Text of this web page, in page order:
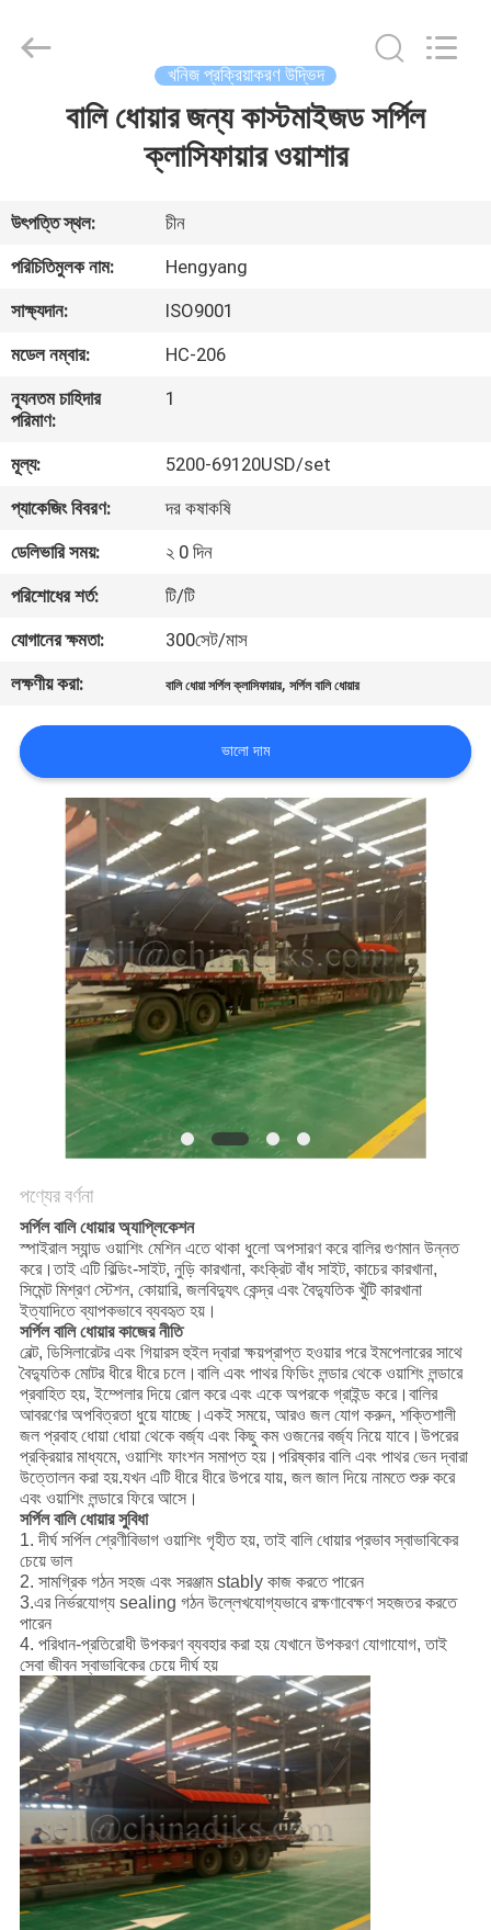
আমাদের
সম্পর্কে
কারখানা
ভ্রমণ
মান
নিয়ন্ত্রণ
যোগাযোগ
করুন
খবর
মামলা
গোপনীয়তা
Industrial
খনিজ প্রক্রিয়াকরণ উদ্ভিদ
বালি ধোয়ার জন্য কাস্টমাইজড সর্পিল
ক্লাসিফায়ার ওয়াশার
উৎপত্তি স্থল:
চীন
পরিচিতিমুলক নাম:
Hengyang
সাক্ষ্যদান:
ISO9001
মডেল নম্বার:
HC-206
ন্যূনতম চাহিদার
পরিমাণ:
1
মূল্য:
5200-69120USD/set
প্যাকেজিং বিবরণ:
দর কষাকষি
ডেলিভারি সময়:
২ 0 দিন
পরিশোধের শর্ত:
টি/টি
যোগানের ক্ষমতা:
300সেট/মাস
লক্ষণীয় করা:
বালি ধোয়া সর্পিল ক্লাসিফায়ার,সর্পিল বালি ধোয়ার
ভালো দাম
পণ্যের বর্ণনা
সর্পিল বালি ধোয়ার অ্যাপ্লিকেশন
স্পাইরাল স্যান্ড ওয়াশিং মেশিন এতে থাকা ধুলো অপসারণ করে বালির গুণমান উন্নত
করে।তাই এটি বিল্ডিং-সাইট, নুড়ি কারখানা, কংক্রিট বাঁধ সাইট, কাচের কারখানা,
সিমেন্ট মিশ্রণ স্টেশন, কোয়ারি, জলবিদ্যুৎ কেন্দ্র এবং বৈদ্যুতিক খুঁটি কারখানা
ইত্যাদিতে ব্যাপকভাবে ব্যবহৃত হয়।
সর্পিল বালি ধোয়ার কাজের নীতি
বেল্ট, ডিসিলারেটর এবং গিয়ারস হুইল দ্বারা ক্ষয়প্রাপ্ত হওয়ার পরে ইমপেলারের সাথে
বৈদ্যুতিক মোটর ধীরে ধীরে চলে।বালি এবং পাথর ফিডিং লন্ডার থেকে ওয়াশিং লন্ডারে
প্রবাহিত হয়, ইম্পেলার দিয়ে রোল করে এবং একে অপরকে গ্রাইন্ড করে।বালির
আবরণের অপবিত্রতা ধুয়ে যাচ্ছে।একই সময়ে, আরও জল যোগ করুন, শক্তিশালী
জল প্রবাহ ধোয়া ধোয়া থেকে বর্জ্য এবং কিছু কম ওজনের বর্জ্য নিয়ে যাবে।উপরের
প্রক্রিয়ার মাধ্যমে, ওয়াশিং ফাংশন সমাপ্ত হয়।পরিষ্কার বালি এবং পাথর ভেন দ্বারা
উত্তোলন করা হয়.যখন এটি ধীরে ধীরে উপরে যায়, জল জাল দিয়ে নামতে শুরু করে
এবং ওয়াশিং লন্ডারে ফিরে আসে।
সর্পিল বালি ধোয়ার সুবিধা
1. দীর্ঘ সর্পিল শ্রেণীবিভাগ ওয়াশিং গৃহীত হয়, তাই বালি ধোয়ার প্রভাব স্বাভাবিকের
চেয়ে ভাল
2. সামগ্রিক গঠন সহজ এবং সরঞ্জাম stably কাজ করতে পারেন
3.এর নির্ভরযোগ্য sealing গঠন উল্লেখযোগ্যভাবে রক্ষণাবেক্ষণ সহজতর করতে
পারেন
4. পরিধান-প্রতিরোধী উপকরণ ব্যবহার করা হয় যেখানে উপকরণ যোগাযোগ, তাই
সেবা জীবন স্বাভাবিকের চেয়ে দীর্ঘ হয়